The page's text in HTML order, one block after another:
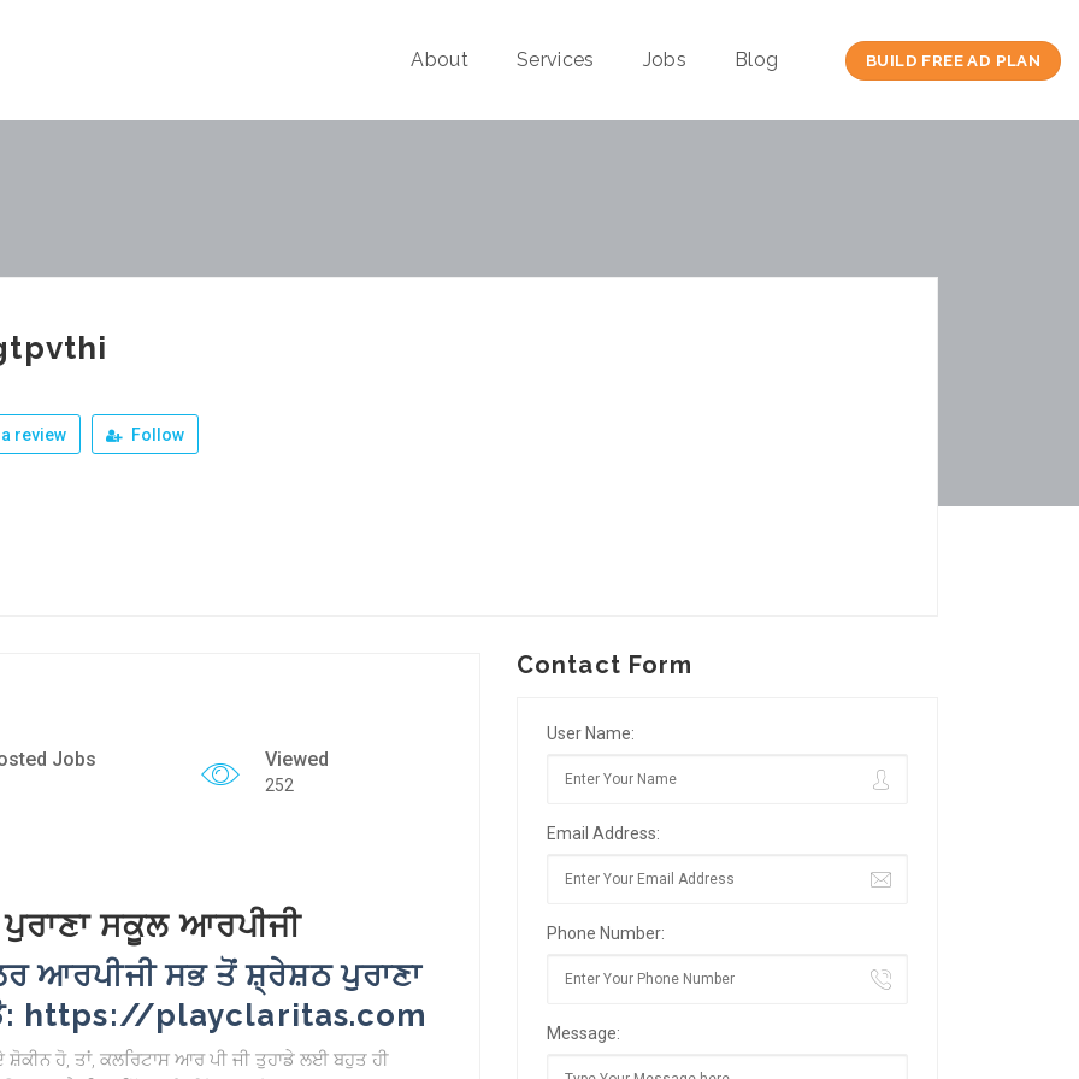
About Services Jobs Blog BUILD FREE AD PLAN
review Follow
Jobs Viewed
252
ਸਕੂਲ ਆਰਪੀਜੀ
ਆਰਪੀਜੀ ਸਭ ਤੋਂ ਸ਼੍ਰੇਸ਼ਠ ਪੁਰਾਣਾ
https://playclaritas.com
ਹੋ, ਤਾਂ, ਕਲਰਿਟਾਸ ਆਰ ਪੀ ਜੀ ਤੁਹਾਡੇ ਲਈ ਬਹੁਤ ਹੀ
Contact Form
User Name:
Email Address:
Phone Number:
Message: